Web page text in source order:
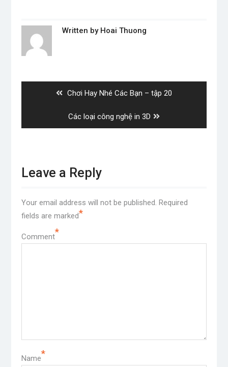
Written by Hoai Thuong
Previous
Chơi Hay Nhé Các Bạn – tập 20
Next
post:
Các loại công nghệ in 3D
Leave a Reply
Your email address will not be published. Required
fields are marked*
Comment*
Name*